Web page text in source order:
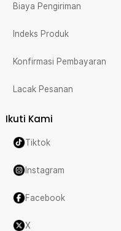
Biaya Pengiriman
Indeks Produk
Konfirmasi Pembayaran
Lacak Pesanan
Ikuti Kami
Tiktok
Instagram
Facebook
X